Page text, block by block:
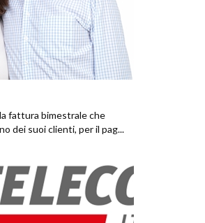
fattura bimestrale che
dei suoi clienti, per il pag...